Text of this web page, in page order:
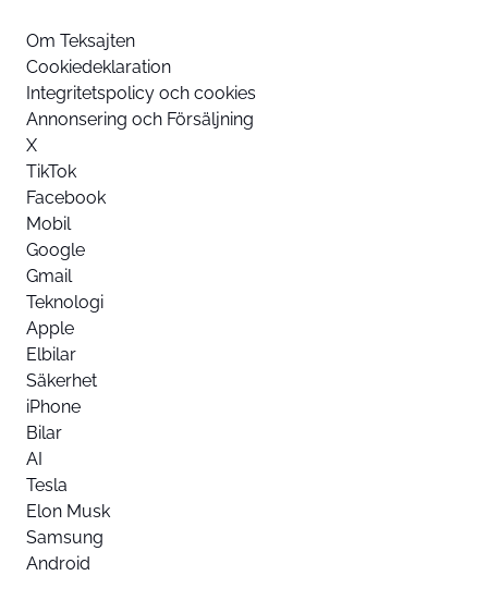
Om Teksajten
Cookiedeklaration
Integritetspolicy och cookies
Annonsering och Försäljning
X
TikTok
Facebook
Mobil
Google
Gmail
Teknologi
Apple
Elbilar
Säkerhet
iPhone
Bilar
AI
Tesla
Elon Musk
Samsung
Android